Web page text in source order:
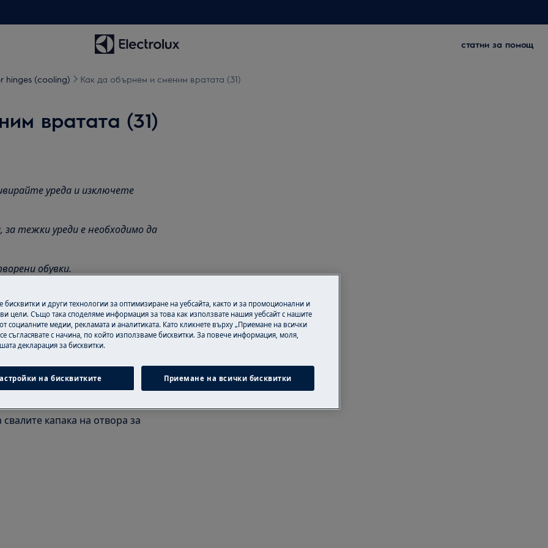
статии за помощ
hinges (cooling) Как да обърнем и сменим вратата (31)
вратата (31)
уреда и изключете
тежки уреди е необходимо да
обувки.
непрофесионалният ремонт
не бъдат направени правилно
на вратите. Затворете
капака на отвора за
бисквитки и други технологии за оптимизиране на уебсайта, както и за промоционални и
цели. Също така споделяме информация за това как използвате нашия уебсайт с нашите
социалните медии, рекламата и аналитиката. Като кликнете върху „Приемане на всички
съгласявате с начина, по който използваме бисквитки. За повече информация, моля,
декларация за бисквитки.
на бисквитките Приемане на всички бисквитки